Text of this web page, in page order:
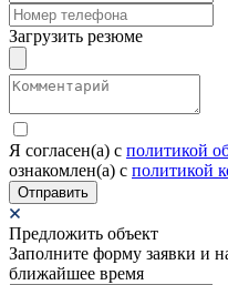
Загрузить резюме
Я согласен(а) c политикой
ознакомлен(а) с политикой
Отправить
Предложить объект
Заполните форму заявки и
ближайшее время